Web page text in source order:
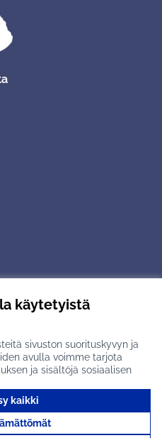
käytetyistä
sivuston suorituskyvyn ja
avulla voimme tarjota
ja sisältöjä sosiaalisen
kaikki
vapaan ohjelmiston